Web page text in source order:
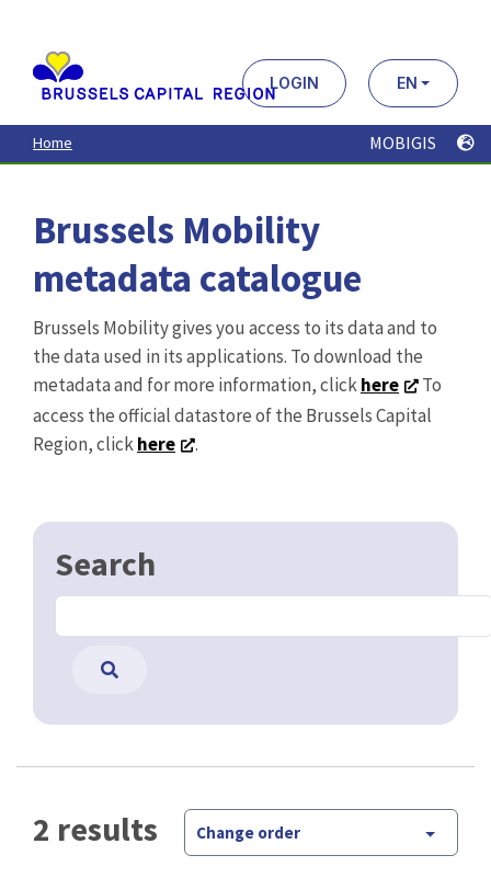
contenu
principal
LOGIN EN
Home MOBIGIS
Brussels Mobility
metadata catalogue
Brussels Mobility gives you access to its data and to
the data used in its applications. To download the
metadata and for more information, clickhere
To
access the official datastore of the Brussels Capital
Region, clickhere .
Search
2 results Change order